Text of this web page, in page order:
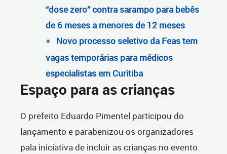
“dose zero” contra sarampo para bebês
de 6 meses a menores de 12 meses
Novo processo seletivo da Feas tem
vagas temporárias para médicos
especialistas em Curitiba
Espaço para as crianças
O prefeito Eduardo Pimentel participou do
lançamento e parabenizou os organizadores
pala iniciativa de incluir as crianças no evento.